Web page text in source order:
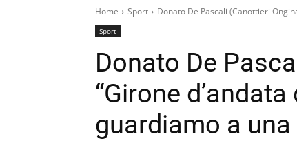
Home Sport Donato De Pascali (Canottieri
Sport
Donato De
“Girone
guardiamo a